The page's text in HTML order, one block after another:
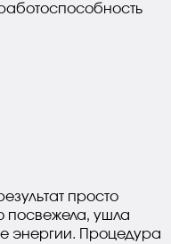
просто
посвежела, ушла
энергии. Процедура